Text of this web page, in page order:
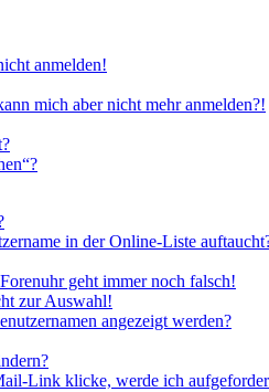
anmelden!
mich aber nicht mehr anmelden?!
in der Online-Liste
geht immer noch falsch!
zur Auswahl!
angezeigt werden?
Link klicke, werde ich